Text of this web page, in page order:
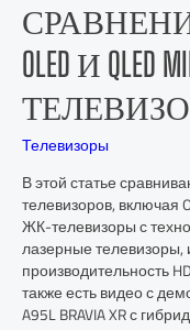
OLED И QLED
Телевизоры
В этой статье
телевизоров, включая
ЖК-телевизоры с
лазерные
производительность
также есть видео с
A95L BRAVIA XR с